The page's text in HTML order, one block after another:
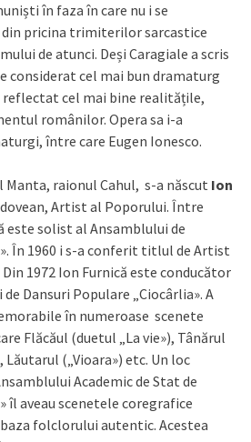
în faza în care nu i se
pricina trimiterilor sarcastice
de atunci. Deși Caragiale a scris
considerat cel mai bun dramaturg
cel mai bine realitățile,
românilor. Opera sa i-a
între care Eugen Ionesco.
Manta, raionul Cahul, s-a născut Ion
Artist al Poporului. Între
este solist al Ansamblului de
În 1960 i s-a conferit titlul de Artist
1972 Ion Furnică este conducător
Dansuri Populare „Ciocârlia». A
în numeroase scenete
Flăcăul (duetul „La vie»), Tânărul
(„Vioara») etc. Un loc
Academic de Stat de
îl aveau scenetele coregrafice
folclorului autentic. Acestea